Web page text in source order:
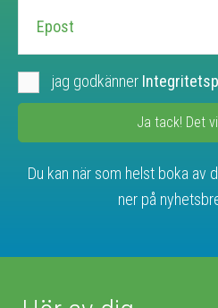
jag godkänner
Ja tack! Det
Du kan när som helst boka av
ner på